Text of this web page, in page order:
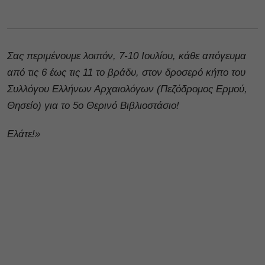
Σας περιμένουμε λοιπόν, 7-10 Ιουλίου, κάθε απόγευμα
από τις 6 έως τις 11 το βράδυ, στον δροσερό κήπο του
Συλλόγου Ελλήνων Αρχαιολόγων (Πεζόδρομος Ερμού,
Θησείο) για το 5ο Θερινό Βιβλιοστάσιο!
Ελάτε!»